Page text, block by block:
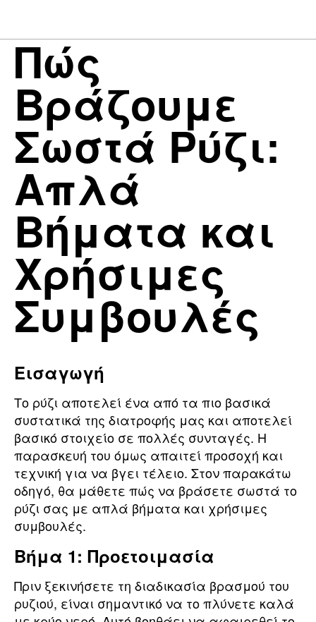
Πώς
Βράζουμε
Σωστά Ρύζι:
Απλά
Βήματα και
Χρήσιμες
Συμβουλές
Εισαγωγή
Το ρύζι αποτελεί ένα από τα πιο βασικά
συστατικά της διατροφής μας και αποτελεί
βασικό στοιχείο σε πολλές συνταγές. Η
παρασκευή του όμως απαιτεί προσοχή και
τεχνική για να βγει τέλειο. Στον παρακάτω
οδηγό, θα μάθετε πώς να βράσετε σωστά το
ρύζι σας με απλά βήματα και χρήσιμες
συμβουλές.
Βήμα 1: Προετοιμασία
Πριν ξεκινήσετε τη διαδικασία βρασμού του
ρυζιού, είναι σημαντικό να το πλύνετε καλά